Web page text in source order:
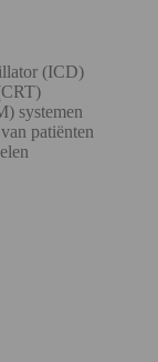
(ICD)
systemen
patiënten